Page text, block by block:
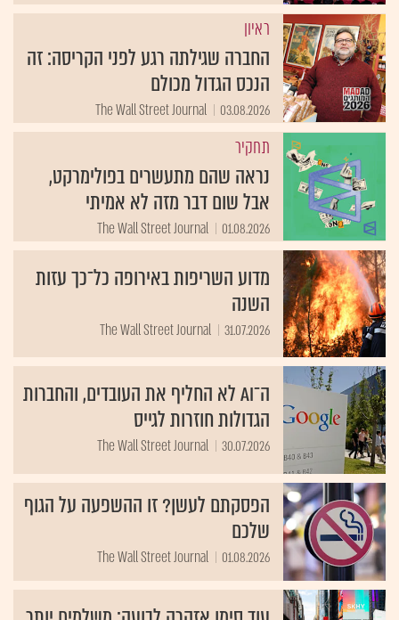
ראיון
החברה שגילתה רגע לפני הקריסה: זה
הנכס הגדול מכולם
03.08.2026
The Wall Street Journal
תחקיר
נראה שהם מתעשרים בפולימרקט,
אבל שום דבר מזה לא אמיתי
01.08.2026
The Wall Street Journal
מדוע השריפות באירופה כל־כך עזות
השנה
31.07.2026
The Wall Street Journal
ה־AI לא החליף את העובדים, והחברות
הגדולות חוזרות לגייס
30.07.2026
The Wall Street Journal
הפסקתם לעשן? זו ההשפעה על הגוף
שלכם
01.08.2026
The Wall Street Journal